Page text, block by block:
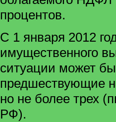
процентов.
С 1 января 2012
имущественного
ситуации может
предшествующие
но не более трех
РФ).